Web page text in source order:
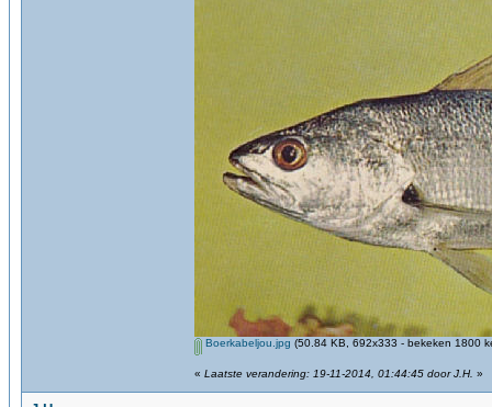
Boerkabeljou.jpg (50.84 KB, 692x333 - bekeken 1800
« Laatste verandering: 19-11-2014, 01:44:45 door J.H. »